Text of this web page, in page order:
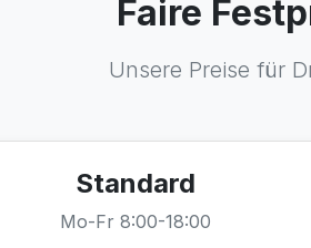
Faire
Unsere Preise für
Standard
Mo-Fr 8:00-18:00